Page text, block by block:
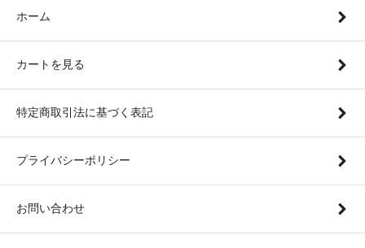
ホーム
カートを見る
特定商取引法に基づく表記
プライバシーポリシー
お問い合わせ